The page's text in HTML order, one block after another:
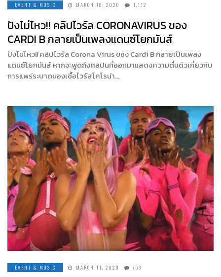
EVENT & MUSIC MARCH 18, 2020 1,112
ปังไม่ไหว!! คลิปไวรัล CORONAVIRUS ของ
CARDI B กลายเป็นเพลงแดนซ์โยกมันส์
ปังไม่ไหว!! คลิปไวรัล Corona Virus ของ Cardi B กลายเป็นเพลง
แดนซ์โยกมันส์ หากจะพูดถึงศิลปินที่ออกมาแสดงความตื่นตัวเกี่ยวกับ
การแพร่ระบาดของเชื้อไวรัสโคโรน่า…
EVENT & MUSIC MARCH 11, 2020 753